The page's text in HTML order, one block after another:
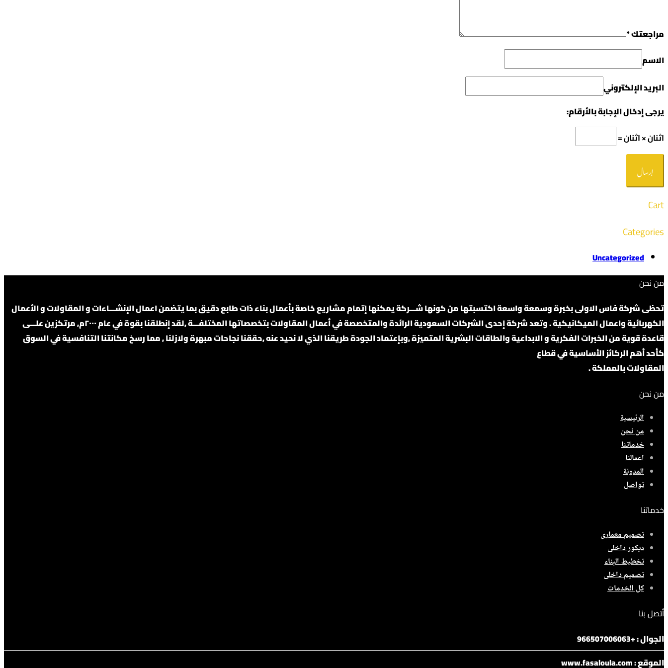
مراجعتك*
الاسم
البريد الإلكتروني
يرجى إدخال الإجابة بالأرقام:
اثنان × اثنان =
Cart
Categories
Uncategorized
من نحن
تحظى شركة فاس الاولى بخبرة وسمعة واسعة اكتسبتها من كونها شـــركة يمكنها إتمام مشاريع خاصة بأعمال بناء ذات طابع دقيق بما يتضمن اعمال الإنشـــاءات و المقاولات و الأعمال
الكهربائية واعمال الميكانيكية . وتعد شركة إحدى الشركات السعودية الرائدة والمتخصصة في أعمال المقاولات بتخصصاتها المختلفـــة ,لقد إنطلقنا بقوة في عام ٢٠٠٠م, مرتكزين علـــى
قاعدة قوية من الخبرات الفكرية و الابداعية والطاقات البشرية المتميزة ,وبإعتماد الجودة طريقنا الذي لا نحيد عنه ,حققنا نجاحات مبهرة ولازلنا , مما رسخ مكانتنا التنافسية في السوق
كأحد أهم الركائز الأساسية في قطاع
المقاولات بالمملكة .
من نحن
الرئيسية
من نحن
خدماتنا
اعمالنا
المدونة
تواصل
خدماتنا
تصميم معمارى
ديكور داخلى
تخطيط البناء
تصميم داخلى
كل الخدمات
أتصل بنا
الجوال : +966507006063
الموقع : www.fasaloula.com